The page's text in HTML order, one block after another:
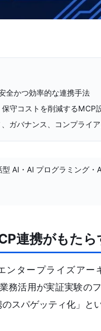
全かつ効率的な連携手法
守コストを削減するMCP
ガバナンス、コンプライ
AI・AI プログラミング
連携がもた
ンタープライズアー
務活用が実証実験の
スパゲッティ化」と